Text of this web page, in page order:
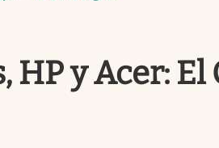
HP y Acer: